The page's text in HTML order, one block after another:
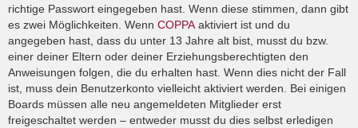
richtige Passwort eingegeben hast. Wenn diese stimmen, dann gibt
es zwei Möglichkeiten. Wenn COPPA aktiviert ist und du
angegeben hast, dass du unter 13 Jahre alt bist, musst du bzw.
einer deiner Eltern oder deiner Erziehungsberechtigten den
Anweisungen folgen, die du erhalten hast. Wenn dies nicht der Fall
ist, muss dein Benutzerkonto vielleicht aktiviert werden. Bei einigen
Boards müssen alle neu angemeldeten Mitglieder erst
freigeschaltet werden – entweder musst du dies selbst erledigen